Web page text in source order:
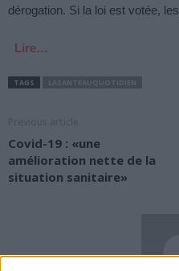
dérogation. Si la loi est votée, les
Lire…
TAGS
Covid-19 : «une
amélioration nette de la
situation sanitaire»